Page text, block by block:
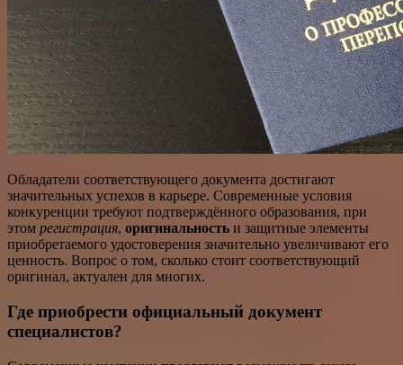
Обладатели соответствующего документа достигают
значительных успехов в карьере. Современные условия
конкуренции требуют подтверждённого образования, при
этом регистрация, оригинальность и защитные элементы
приобретаемого удостоверения значительно увеличивают его
ценность. Вопрос о том, сколько стоит соответствующий
оригинал, актуален для многих.
Где приобрести официальный документ
специалистов?